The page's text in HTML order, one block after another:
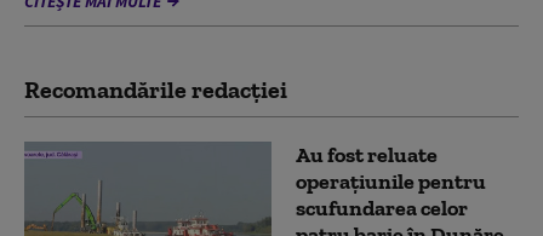
Recomandările redacţiei
Au fost reluate
operațiunile pentru
scufundarea celor